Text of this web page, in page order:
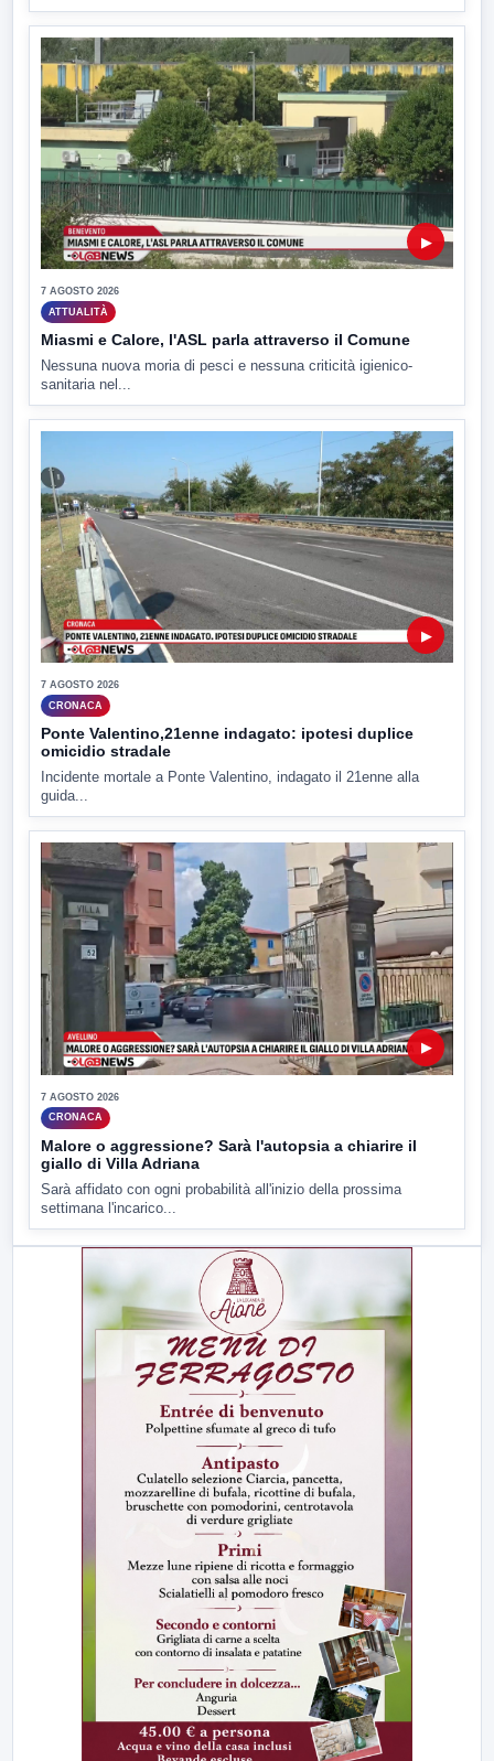
▶
7 AGOSTO 2026
ATTUALITÀ
Miasmi e Calore, l'ASL parla attraverso il Comune
Nessuna nuova moria di pesci e nessuna criticità igienico-
sanitaria nel...
▶
7 AGOSTO 2026
CRONACA
Ponte Valentino,21enne indagato: ipotesi duplice
omicidio stradale
Incidente mortale a Ponte Valentino, indagato il 21enne alla
guida...
▶
7 AGOSTO 2026
CRONACA
Malore o aggressione? Sarà l'autopsia a chiarire il
giallo di Villa Adriana
Sarà affidato con ogni probabilità all'inizio della prossima
settimana l'incarico...